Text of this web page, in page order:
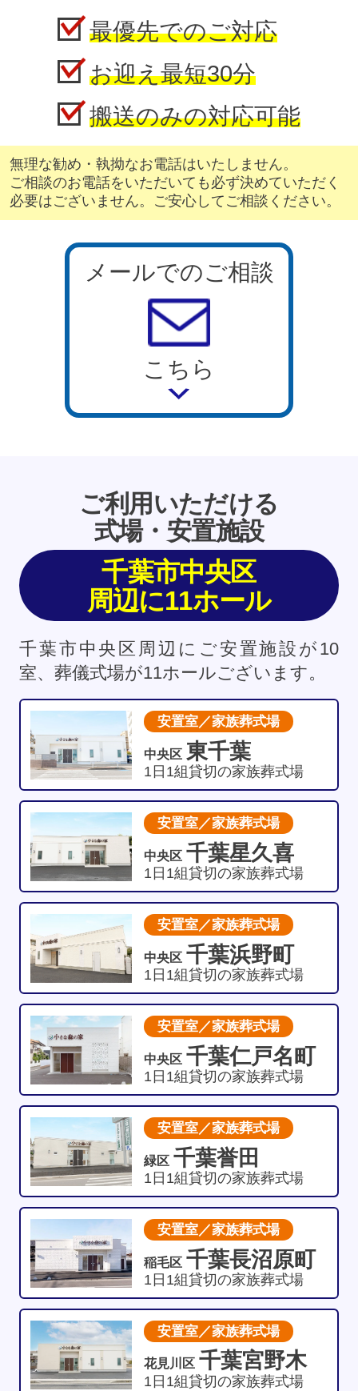
最優先でのご対応
お迎え最短30分
搬送のみの対応可能
無理な勧め・執拗なお電話はいたしません。
ご相談のお電話をいただいても必ず決めていただく
必要はございません。ご安心してご相談ください。
メールでのご相談
こちら
ご利用いただける
式場・安置施設
千葉市中央区
周辺に11ホール
千葉市中央区周辺にご安置施設が10
室、葬儀式場が11ホールございます。
安置室／家族葬式場
中央区 東千葉
1日1組貸切の家族葬式場
安置室／家族葬式場
中央区 千葉星久喜
1日1組貸切の家族葬式場
安置室／家族葬式場
中央区 千葉浜野町
1日1組貸切の家族葬式場
安置室／家族葬式場
中央区 千葉仁戸名町
1日1組貸切の家族葬式場
安置室／家族葬式場
緑区 千葉誉田
1日1組貸切の家族葬式場
安置室／家族葬式場
稲毛区 千葉長沼原町
1日1組貸切の家族葬式場
安置室／家族葬式場
花見川区 千葉宮野木
1日1組貸切の家族葬式場